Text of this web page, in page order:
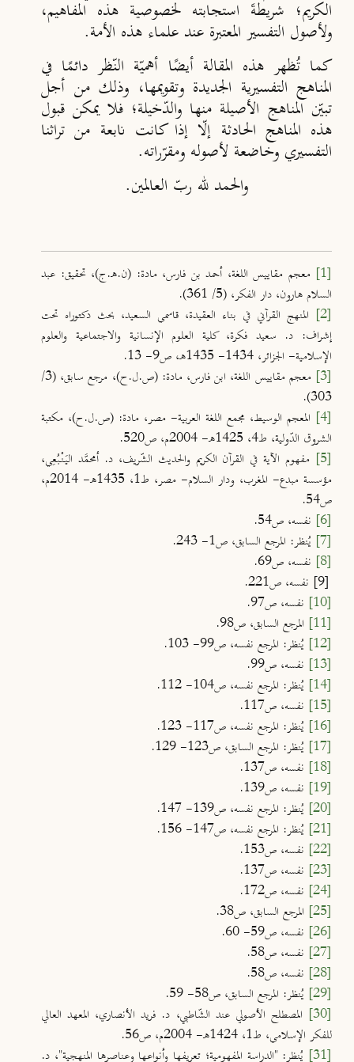
الكريم؛ شريطةَ استجابته لخصوصية هذه المفاهيم،
ولأصول التفسير المعتبرة عند علماء هذه الأمة.
كما تُظهر هذه المقالة أيضًا أهميّة النّظر دائمًا في
المناهج التفسيرية الجديدة وتقويمها، وذلك من أجل
تبيّن المناهج الأصيلة منها والدّخيلة؛ فلا يمكن قبول
هذه المناهج الحادثة إلّا إذا كانت نابعة من تراثنا
التفسيري وخاضعة لأصوله ومقرّراته.
والحمد لله ربّ العالمين.
[1]
معجم مقاييس اللغة، أحمد بن فارس، مادة: (ن.هـ.ج)، تحقيق: عبد
السلام هارون، دار الفكر، (5/ 361).
[2]
المنهج القرآني في بناء العقيدة، قاسمي السعيد، بحث دكتوراه تحت
إشراف: د. سعيد فكرة، كلية العلوم الإنسانية والاجتماعية والعلوم
الإسلامية- الجزائر، 1434- 1435هـ، ص9- 13.
[3]
معجم مقاييس اللغة، ابن فارس، مادة: (ص.ل.ح)، مرجع سابق، (3/
303).
[4]
المعجم الوسيط، مجمع اللغة العربية- مصر، مادة: (ص.ل.ح)، مكتبة
الشروق الدّولية، ط4، 1425هـ- 2004م، ص520.
[5]
مفهوم الآية في القرآن الكريم والحديث الشّريف، د. أمحمَّد اليَنْبُعِي،
مؤسسة مبدع- المغرب، ودار السلام- مصر، ط1، 1435هـ- 2014م،
ص54.
[6]
نفسه، ص54.
[7]
يُنظر: المرجع السابق، ص1- 243.
[8]
نفسه، ص69.
[9]
نفسه، ص221.
[10]
نفسه، ص97.
[11]
المرجع السابق، ص98.
[12]
يُنظر: المرجع نفسه، ص99- 103.
[13]
نفسه، ص99.
[14]
يُنظر: المرجع نفسه، ص104- 112.
[15]
نفسه، ص117.
[16]
يُنظر: المرجع نفسه، ص117- 123.
[17]
يُنظر: المرجع السابق، ص123- 129.
[18]
نفسه، ص137.
[19]
نفسه، ص139.
[20]
يُنظر: المرجع نفسه، ص139- 147.
[21]
يُنظر: المرجع نفسه، ص147- 156.
[22]
نفسه، ص153.
[23]
نفسه، ص137.
[24]
نفسه، ص172.
[25]
المرجع السابق، ص38.
[26]
نفسه، ص59- 60.
[27]
نفسه، ص58.
[28]
نفسه، ص58.
[29]
يُنظر: المرجع السابق، ص58- 59.
[30]
المصطلح الأصولي عند الشّاطبي، د. فريد الأنصاري، المعهد العالي
للفكر الإسلامي، ط1، 1424هـ- 2004م، ص56.
[31]
يُنظر: "الدراسة المفهومية؛ تعريفها وأنواعها وعناصرها المنهجية"، د.